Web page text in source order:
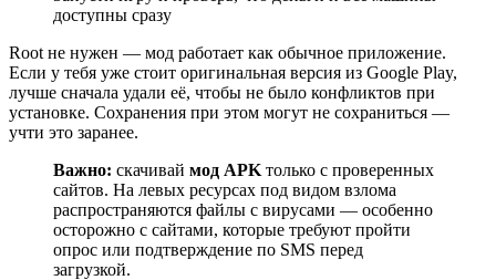
доступны сразу
Root не нужен — мод работает как обычное приложение.
Если у тебя уже стоит оригинальная версия из Google Play,
лучше сначала удали её, чтобы не было конфликтов при
установке. Сохранения при этом могут не сохраниться —
учти это заранее.
Важно: скачивай мод APK только с проверенных
сайтов. На левых ресурсах под видом взлома
распространяются файлы с вирусами — особенно
осторожно с сайтами, которые требуют пройти
опрос или подтверждение по SMS перед
загрузкой.